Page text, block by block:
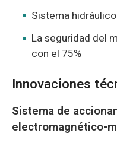
Sistema
La seguridad del
con el 75%
Innovaciones
Sistema de
electromagnético-